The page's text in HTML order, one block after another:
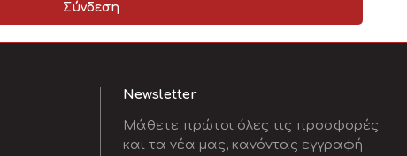
Σύνδεση
Newsletter
Μάθετε πρώτοι όλες τις προσφορές
και τα νέα μας, κανόντας εγγραφή